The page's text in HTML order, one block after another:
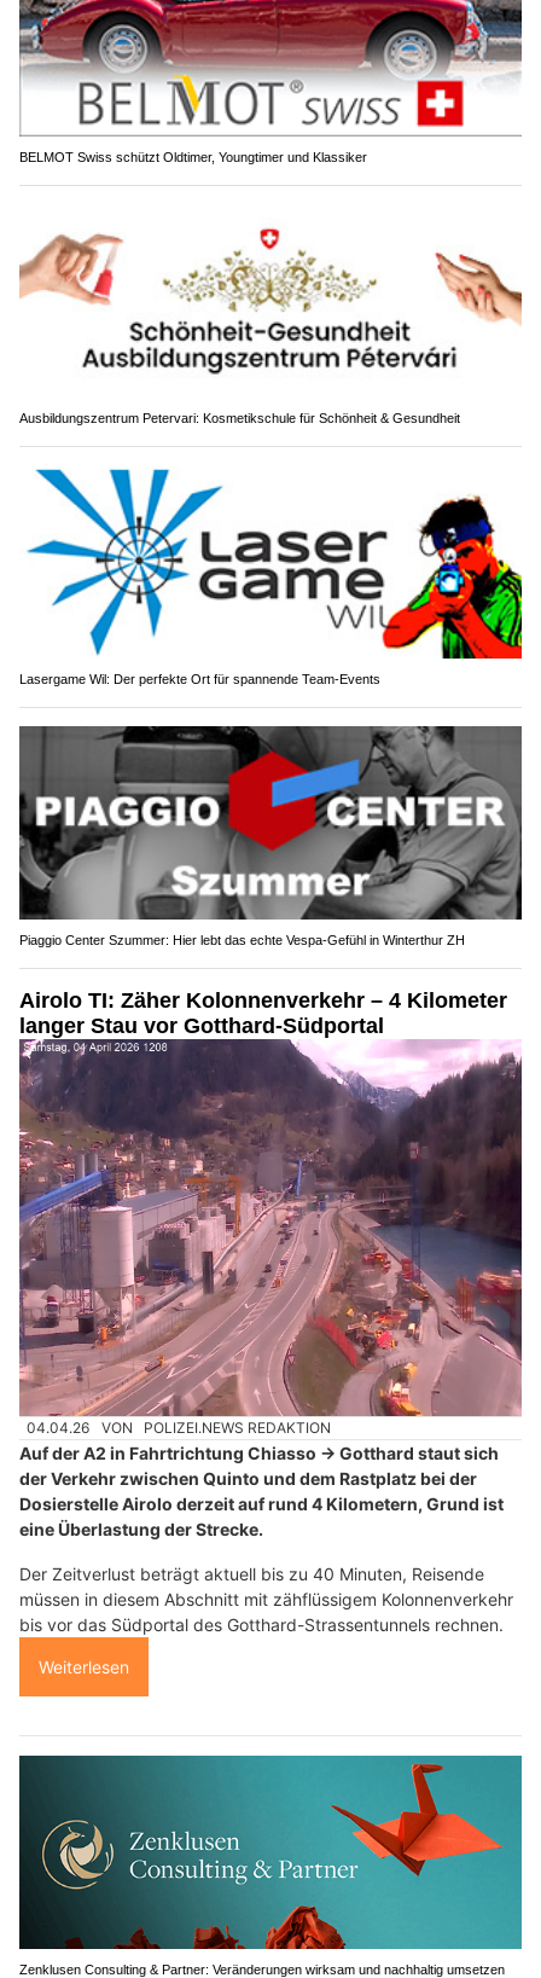
BELMOT Swiss schützt Oldtimer, Youngtimer und Klassiker
Ausbildungszentrum Petervari: Kosmetikschule für Schönheit & Gesundheit
Lasergame Wil: Der perfekte Ort für spannende Team-Events
Piaggio Center Szummer: Hier lebt das echte Vespa-Gefühl in Winterthur ZH
Airolo TI: Zäher Kolonnenverkehr – 4 Kilometer
langer Stau vor Gotthard-Südportal
04.04.26 VON POLIZEI.NEWS REDAKTION
Auf der A2 in Fahrtrichtung Chiasso → Gotthard staut sich
der Verkehr zwischen Quinto und dem Rastplatz bei der
Dosierstelle Airolo derzeit auf rund 4 Kilometern, Grund ist
eine Überlastung der Strecke.
Der Zeitverlust beträgt aktuell bis zu 40 Minuten, Reisende
müssen in diesem Abschnitt mit zähflüssigem Kolonnenverkehr
bis vor das Südportal des Gotthard-Strassentunnels rechnen.
Weiterlesen
Zenklusen Consulting & Partner: Veränderungen wirksam und nachhaltig umsetzen